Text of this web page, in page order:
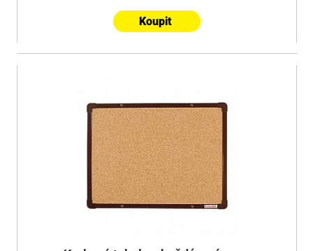
Koupit